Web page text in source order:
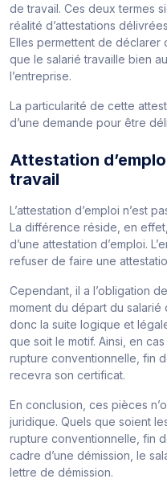
de travail. Ces deux termes
réalité d’attestations
Elles permettent de déclarer
que le salarié travaille bien
l’entreprise.
La particularité de cette
d’une demande pour être
Attestation
travail
L’attestation d’emploi n’est
La différence réside, en
d’une attestation d’emploi.
refuser de faire une
Cependant, il a l’obligation
moment du départ du salarié
donc la suite logique et
que soit le motif. Ainsi, en
rupture conventionnelle, fin
recevra son certificat.
En conclusion, ces pièces
juridique. Quels que soient
rupture conventionnelle, fin
cadre d’une démission, le
lettre de démission.